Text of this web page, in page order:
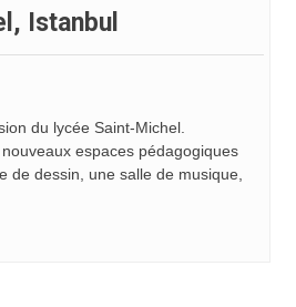
Istanbul
du lycée Saint-Michel.
espaces pédagogiques
dessin, une salle de musique,